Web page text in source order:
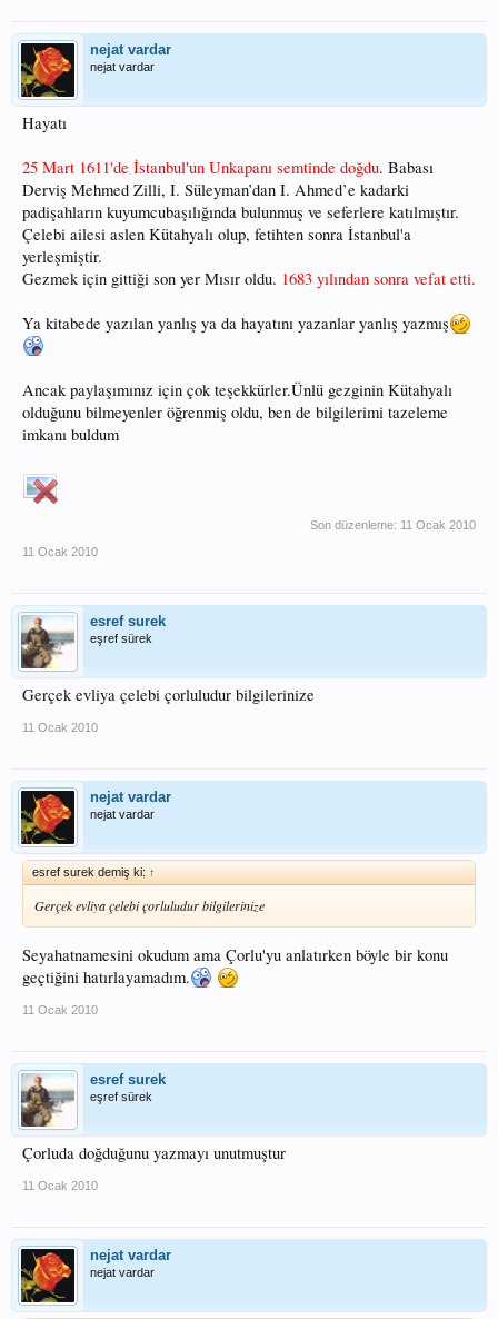
nejat vardar
nejat vardar
Hayatı
25 Mart 1611'de İstanbul'un Unkapanı semtinde doğdu. Babası
Derviş Mehmed Zilli, I. Süleyman’dan I. Ahmed’e kadarki
padişahların kuyumcubaşılığında bulunmuş ve seferlere katılmıştır.
Çelebi ailesi aslen Kütahyalı olup, fetihten sonra İstanbul'a
yerleşmiştir.
Gezmek için gittiği son yer Mısır oldu. 1683 yılından sonra vefat etti.
Ya kitabede yazılan yanlış ya da hayatını yazanlar yanlış yazmış
Ancak paylaşımınız için çok teşekkürler.Ünlü gezginin Kütahyalı
olduğunu bilmeyenler öğrenmiş oldu, ben de bilgilerimi tazeleme
imkanı buldum
Son düzenleme: 11 Ocak 2010
11 Ocak 2010
esref surek
eşref sürek
Gerçek evliya çelebi çorluludur bilgilerinize
11 Ocak 2010
nejat vardar
nejat vardar
esref surek demiş ki: ↑
Gerçek evliya çelebi çorluludur bilgilerinize
Seyahatnamesini okudum ama Çorlu'yu anlatırken böyle bir konu
geçtiğini hatırlayamadım.
11 Ocak 2010
esref surek
eşref sürek
Çorluda doğduğunu yazmayı unutmuştur
11 Ocak 2010
nejat vardar
nejat vardar